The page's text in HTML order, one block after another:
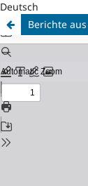
Deutsch
Berichte